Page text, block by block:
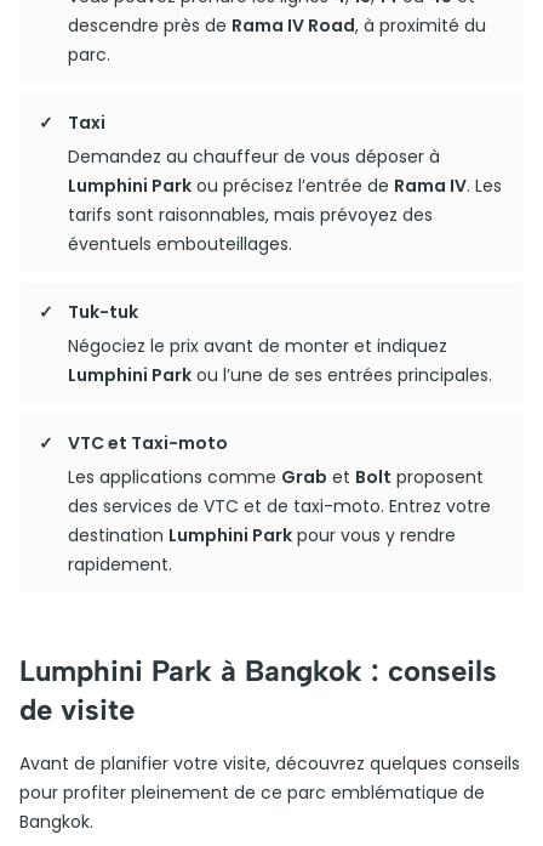
descendre près de Rama IV Road, à proximité du
parc.
Taxi
Demandez au chauffeur de vous déposer à
Lumphini Park ou précisez l’entrée de Rama IV. Les
tarifs sont raisonnables, mais prévoyez des
éventuels embouteillages.
Tuk-tuk
Négociez le prix avant de monter et indiquez
Lumphini Park ou l’une de ses entrées principales.
VTC et Taxi-moto
Les applications comme Grab et Bolt proposent
des services de VTC et de taxi-moto. Entrez votre
destination Lumphini Park pour vous y rendre
rapidement.
Lumphini Park à Bangkok : conseils
de visite
Avant de planifier votre visite, découvrez quelques conseils
pour profiter pleinement de ce parc emblématique de
Bangkok.